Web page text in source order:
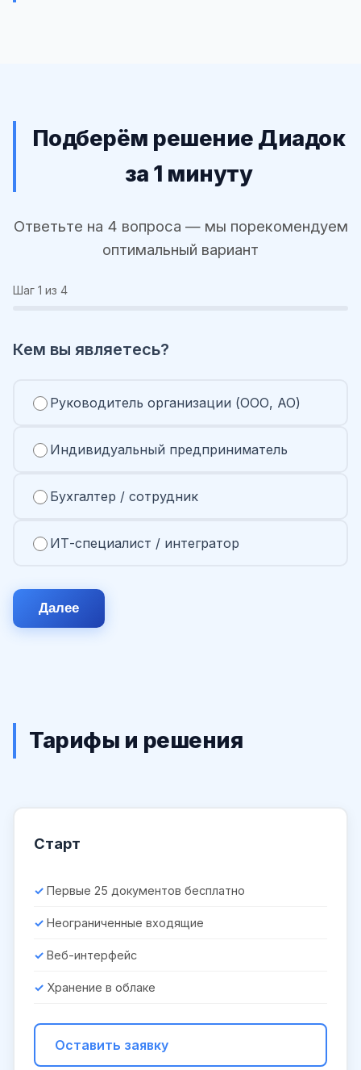
Подберём решение Диадок
за 1 минуту
Ответьте на 4 вопроса — мы порекомендуем
оптимальный вариант
Шаг 1 из 4
Кем вы являетесь?
Руководитель организации (ООО, АО)
Индивидуальный предприниматель
Бухгалтер / сотрудник
ИТ-специалист / интегратор
Далее
Тарифы и решения
Старт
Первые 25 документов бесплатно
Неограниченные входящие
Веб-интерфейс
Хранение в облаке
Оставить заявку